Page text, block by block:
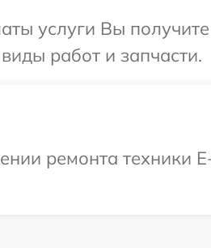
услуги Вы
работ и запчасти.
ремонта техники